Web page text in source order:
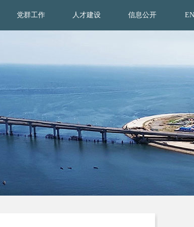
党群工作 人才建设 信息公开 EN